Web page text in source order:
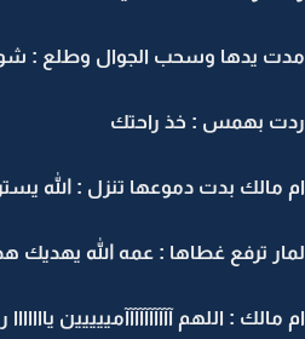
مدت يدها وسحب الجوال وطلع :
ردت بهمس : خذ راحتك
ام مالك بدت دموعها تنزل : الله
لمار ترفع غطاها : عمه الله يهديك
ام مالك : اللهم آآآآآآآآآآمييييين